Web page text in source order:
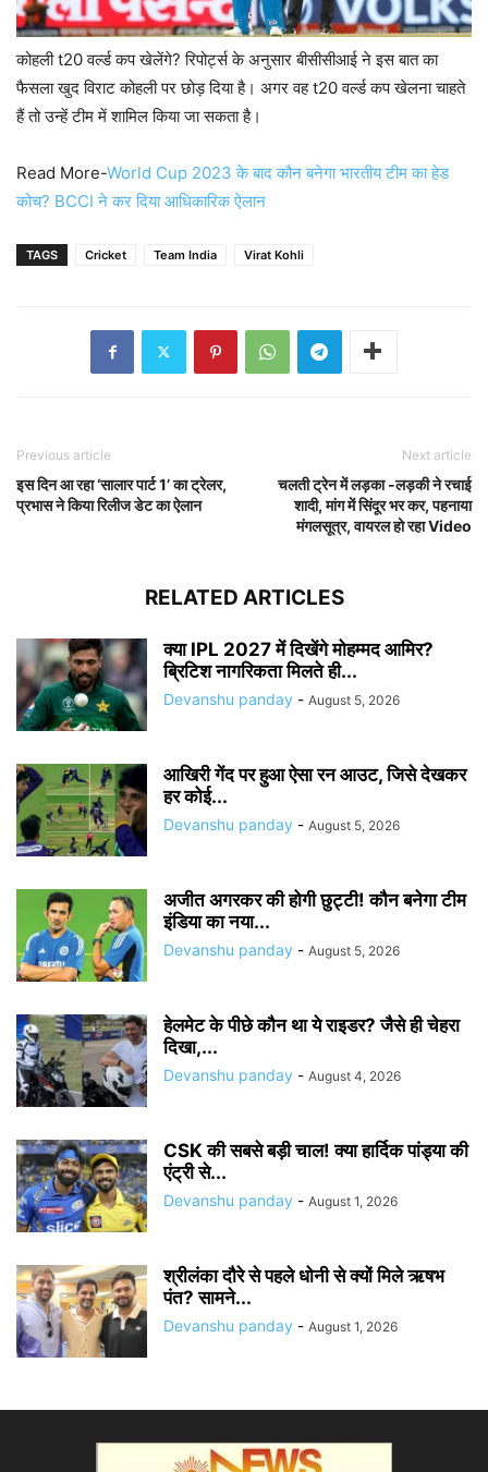
कोहली t20 वर्ल्ड कप खेलेंगे? रिपोर्ट्स के अनुसार बीसीसीआई ने इस बात का
फैसला खुद विराट कोहली पर छोड़ दिया है। अगर वह t20 वर्ल्ड कप खेलना चाहते
हैं तो उन्हें टीम में शामिल किया जा सकता है।
Read More-World Cup 2023 के बाद कौन बनेगा भारतीय टीम का हेड
कोच? BCCI ने कर दिया आधिकारिक ऐलान
TAGS Cricket Team India Virat Kohli
Previous article
इस दिन आ रहा ‘सालार पार्ट 1’ का ट्रेलर,
प्रभास ने किया रिलीज डेट का ऐलान
Next article
चलती ट्रेन में लड़का -लड़की ने रचाई
शादी, मांग में सिंदूर भर कर, पहनाया
मंगलसूत्र, वायरल हो रहा Video
RELATED ARTICLES
क्या IPL 2027 में दिखेंगे मोहम्मद आमिर?
ब्रिटिश नागरिकता मिलते ही...
Devanshu panday - August 5, 2026
आखिरी गेंद पर हुआ ऐसा रन आउट, जिसे देखकर
हर कोई...
Devanshu panday - August 5, 2026
अजीत अगरकर की होगी छुट्टी! कौन बनेगा टीम
इंडिया का नया...
Devanshu panday - August 5, 2026
हेलमेट के पीछे कौन था ये राइडर? जैसे ही चेहरा
दिखा,...
Devanshu panday - August 4, 2026
CSK की सबसे बड़ी चाल! क्या हार्दिक पांड्या की
एंट्री से...
Devanshu panday - August 1, 2026
श्रीलंका दौरे से पहले धोनी से क्यों मिले ऋषभ
पंत? सामने...
Devanshu panday - August 1, 2026